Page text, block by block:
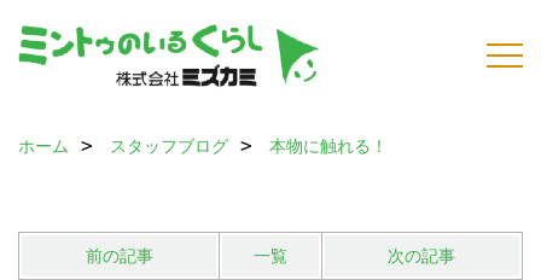
ホーム スタッフブログ 本物に触れる！
前の記事 一覧 次の記事